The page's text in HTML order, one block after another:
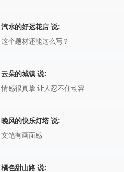
汽水的好运花店 说:
这个题材还能这么写？
云朵的城镇 说:
情感很真挚 让人忍不住动容
晚风的快乐灯塔 说:
文笔有画面感
橘色甜山路 说: